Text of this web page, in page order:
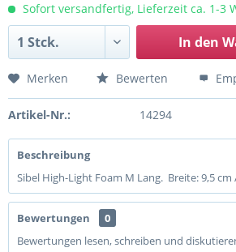
Sofort versandfertig, Lieferzeit ca. 1-3
In den
Merken Bewerten
Artikel-Nr.: 14294
Beschreibung
Sibel High-Light Foam M Lang. Breite: 9,5 cm
Bewertungen
0
Bewertungen lesen, schreiben und